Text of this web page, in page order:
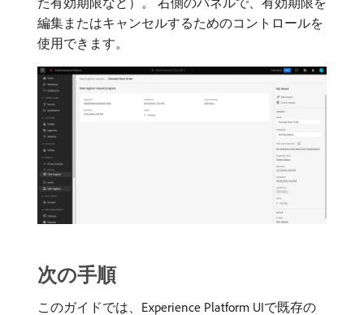
編集またはキャンセルするためのコントロールを
使用できます。
次の手順
このガイドでは、Experience Platform UIで既存の